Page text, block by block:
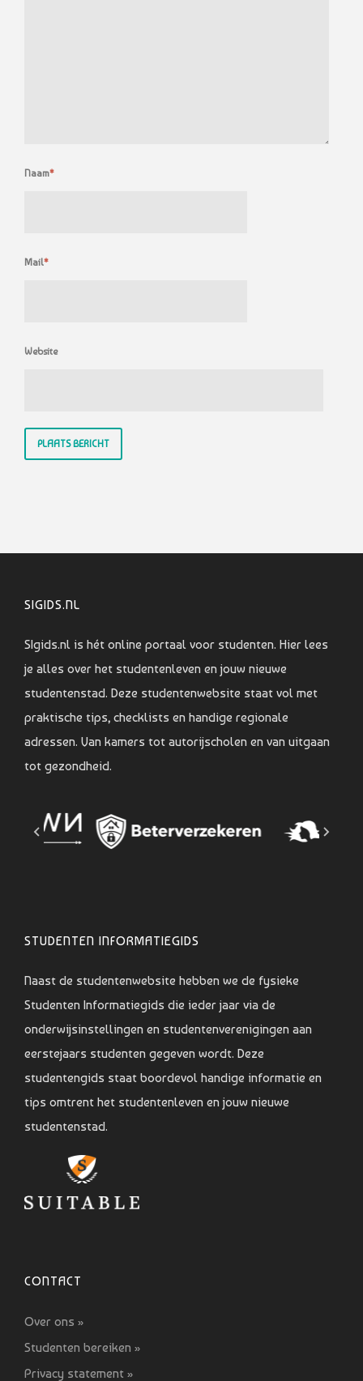
Naam*
Mail*
Website
SIGIDS.NL
SIgids.nl is hét online portaal voor studenten. Hier lees
je alles over het studentenleven en jouw nieuwe
studentenstad. Deze studentenwebsite staat vol met
praktische tips, checklists en handige regionale
adressen. Van kamers tot autorijscholen en van uitgaan
tot gezondheid.
STUDENTEN INFORMATIEGIDS
Naast de studentenwebsite hebben we de fysieke
Studenten Informatiegids die ieder jaar via de
onderwijsinstellingen en studentenverenigingen aan
eerstejaars studenten gegeven wordt. Deze
studentengids staat boordevol handige informatie en
tips omtrent het studentenleven en jouw nieuwe
studentenstad.
CONTACT
Over ons »
Studenten bereiken »
Privacy statement »